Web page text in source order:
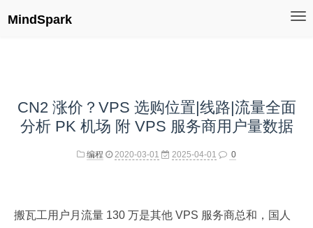
MindSpark
CN2 涨价？VPS 选购位置|线路|流量全面
分析 PK 机场 附 VPS 服务商用户量数据
编程 2020-03-01 2025-04-01 0
搬瓦工用户月流量 130 万是其他 VPS 服务商总和，国人